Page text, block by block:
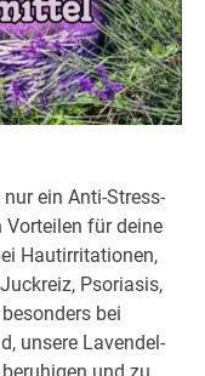
ein Anti-Stress-
für deine
Hautirritationen,
Psoriasis,
bei
unsere Lavendel-